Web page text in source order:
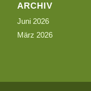
ARCHIV
Juni 2026
März 2026